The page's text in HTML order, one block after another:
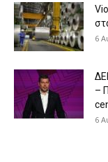
6
–
6